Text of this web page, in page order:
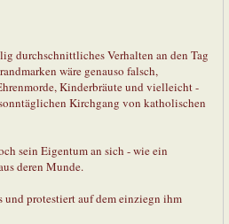
durchschnittliches Verhalten an den Tag
wäre genauso falsch,
Kinderbräute und vielleicht -
Kirchgang von katholischen
sein Eigentum an sich - wie ein
deren Munde.
protestiert auf dem einziegn ihm